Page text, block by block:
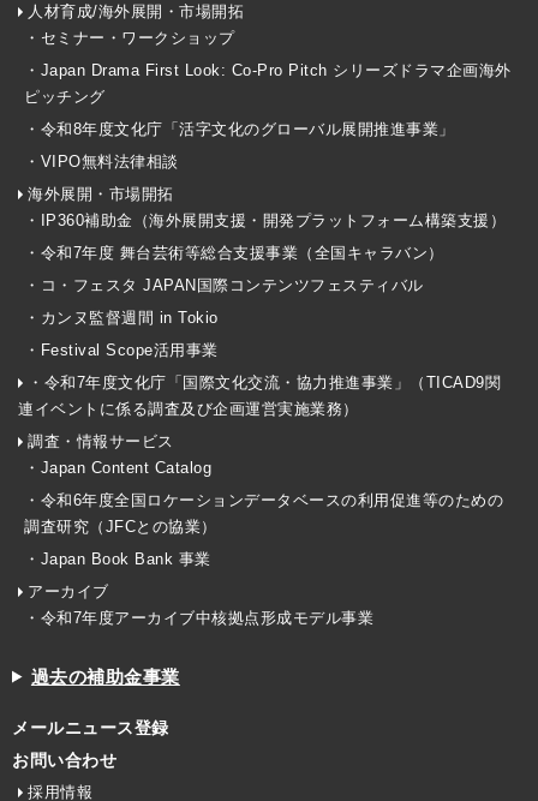
人材育成/海外展開・市場開拓
・セミナー・ワークショップ
・Japan Drama First Look: Co-Pro Pitch シリーズドラマ企画海外
ピッチング
・令和8年度文化庁「活字文化のグローバル展開推進事業」
・VIPO無料法律相談
海外展開・市場開拓
・IP360補助金（海外展開支援・開発プラットフォーム構築支援）
・令和7年度 舞台芸術等総合支援事業（全国キャラバン）
・コ・フェスタ JAPAN国際コンテンツフェスティバル
・カンヌ監督週間 in Tokio
・Festival Scope活用事業
・令和7年度文化庁「国際文化交流・協力推進事業」（TICAD9関
連イベントに係る調査及び企画運営実施業務）
調査・情報サービス
・Japan Content Catalog
・令和6年度全国ロケーションデータベースの利用促進等のための
調査研究（JFCとの協業）
・Japan Book Bank 事業
アーカイブ
・令和7年度アーカイブ中核拠点形成モデル事業
過去の補助金事業
メールニュース登録
お問い合わせ
採用情報